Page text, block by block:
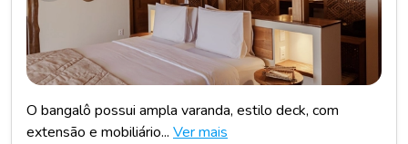
O bangalô possui ampla varanda, estilo deck, com
extensão e mobiliário... Ver mais